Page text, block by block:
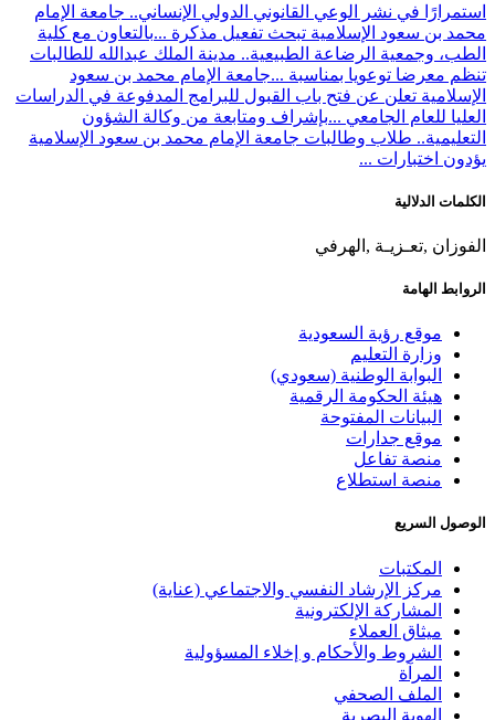
استمرارًا في نشر الوعي القانوني الدولي الإنساني.. جامعة الإمام
محمد بن سعود الإسلامية تبحث تفعيل مذكرة ...بالتعاون مع كلية
الطب، وجمعية الرضاعة الطبيعية.. مدينة الملك عبدالله للطالبات
تنظم معرضا توعويا بمناسبة ...جامعة الإمام محمد بن سعود
الإسلامية تعلن عن فتح باب القبول للبرامج المدفوعة في الدراسات
العليا للعام الجامعي ...بإشراف ومتابعة من وكالة الشؤون
التعليمية.. طلاب وطالبات جامعة الإمام محمد بن سعود الإسلامية
يؤدون اختبارات ...
الكلمات الدلالية
الفوزان ,تعـزيـة ,الهرفي
الروابط الهامة
موقع رؤية السعودية
وزارة التعليم
البوابة الوطنية (سعودي)
هيئة الحكومة الرقمية
البيانات المفتوحة
موقع جدارات
منصة تفاعل
منصة استطلاع
الوصول السريع
المكتبات
مركز الإرشاد النفسي والاجتماعي (عناية)
المشاركة الإلكترونية
ميثاق العملاء
الشروط والأحكام و إخلاء المسؤولية
المرآة
الملف الصحفي
الهوية البصرية